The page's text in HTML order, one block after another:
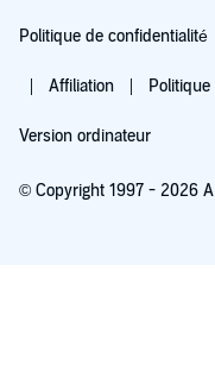
Politique de confidentialité
Affiliation
Version ordinateur
© Copyright 1997 - 2026